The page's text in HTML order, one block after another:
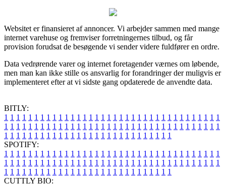
Websitet er finansieret af annoncer. Vi arbejder sammen med mange
internet varehuse og fremviser forretningernes tilbud, og får
provision forudsat de besøgende vi sender videre fuldfører en ordre.
Data vedrørende varer og internet foretagender værnes om løbende,
men man kan ikke stille os ansvarlig for forandringer der muligvis er
implementeret efter at vi sidste gang opdaterede de anvendte data.
BITLY:
1 1 1 1 1 1 1 1 1 1 1 1 1 1 1 1 1 1 1 1 1 1 1 1 1 1 1 1 1 1 1 1 1 1 1 1
1 1 1 1 1 1 1 1 1 1 1 1 1 1 1 1 1 1 1 1 1 1 1 1 1 1 1 1 1 1 1 1 1 1 1 1
1 1 1 1 1 1 1 1 1 1 1 1 1 1 1 1 1 1 1 1 1 1 1 1 1 1 1 1
SPOTIFY:
1 1 1 1 1 1 1 1 1 1 1 1 1 1 1 1 1 1 1 1 1 1 1 1 1 1 1 1 1 1 1 1 1 1 1 1
1 1 1 1 1 1 1 1 1 1 1 1 1 1 1 1 1 1 1 1 1 1 1 1 1 1 1 1 1 1 1 1 1 1 1 1
1 1 1 1 1 1 1 1 1 1 1 1 1 1 1 1 1 1 1 1 1 1 1 1 1 1 1 1
CUTTLY BIO: